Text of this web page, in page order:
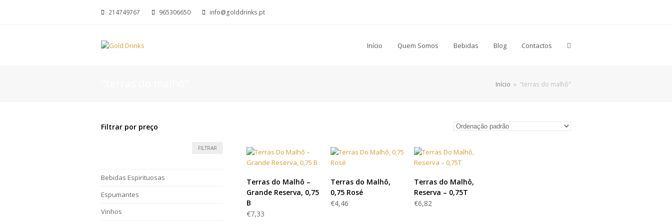
214749767 965306650 info@golddrinks.pt
Início Quem Somos Bebidas Blog Contactos
Início » "terras do malhô"
LER MAIS
Terras do Malhô –
Grande Reserva, 0,75
B
€7,33
LER MAIS
Terras do Malhô,
0,75 Rosé
€4,46
LER MAIS
Terras do Malhô,
Reserva – 0,75T
€6,82
Filtrar por preço
FILTRAR
Bebidas Espirituosas
Espumantes
Vinhos